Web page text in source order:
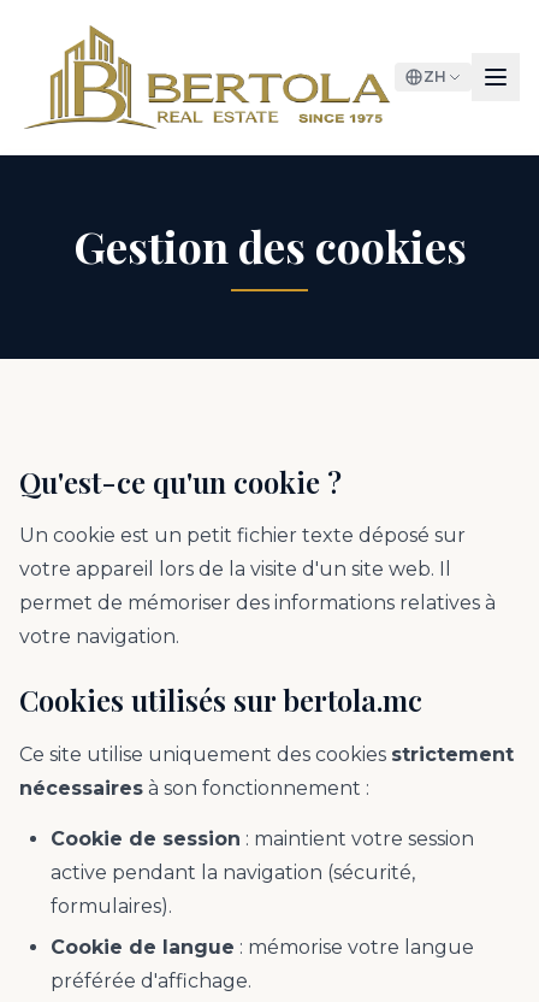
ZH
Gestion des cookies
Qu'est-ce qu'un cookie ?
Un cookie est un petit fichier texte déposé sur
votre appareil lors de la visite d'un site web. Il
permet de mémoriser des informations relatives à
votre navigation.
Cookies utilisés sur bertola.mc
Ce site utilise uniquement des cookies strictement
nécessaires à son fonctionnement :
Cookie de session : maintient votre session
active pendant la navigation (sécurité,
formulaires).
Cookie de langue : mémorise votre langue
préférée d'affichage.